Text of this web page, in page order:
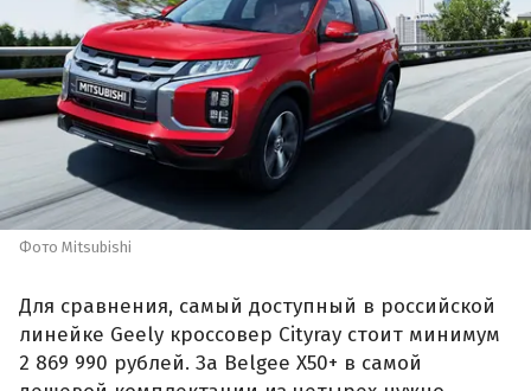
Фото Mitsubishi
Для сравнения, самый доступный в российской
линейке Geely кроссовер Cityray стоит минимум
2 869 990 рублей. За Belgee X50+ в самой